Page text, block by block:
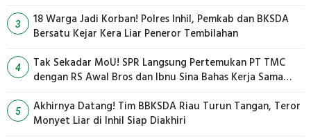
3
18 Warga Jadi Korban! Polres Inhil, Pemkab dan BKSDA
Bersatu Kejar Kera Liar Peneror Tembilahan
4
Tak Sekadar MoU! SPR Langsung Pertemukan PT TMC
dengan RS Awal Bros dan Ibnu Sina Bahas Kerja Sama
5
Akhirnya Datang! Tim BBKSDA Riau Turun Tangan, Teror
Monyet Liar di Inhil Siap Diakhiri